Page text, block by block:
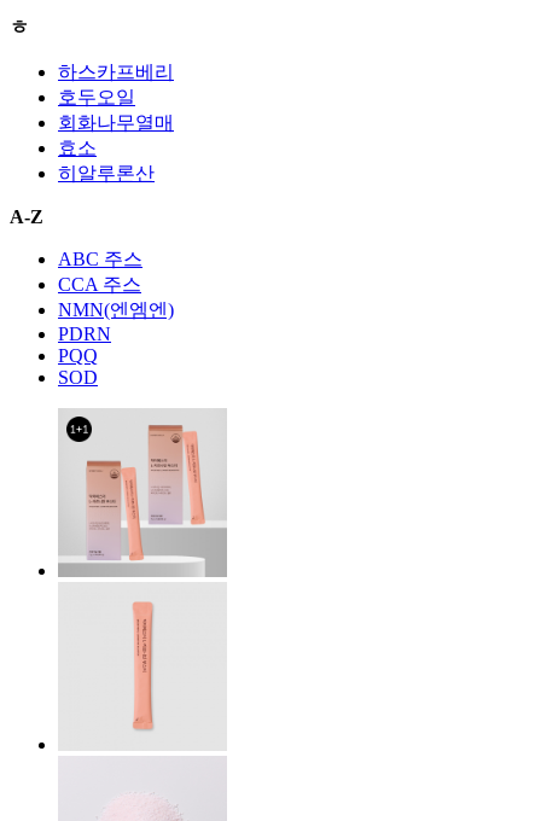
ㅎ
하스카프베리
호두오일
회화나무열매
효소
히알루론산
A-Z
ABC 주스
CCA 주스
NMN(엔엠엔)
PDRN
PQQ
SOD